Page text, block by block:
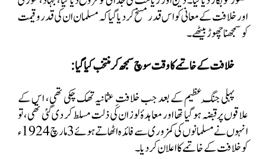
اور خلافت کے معانی کو اس قدر مسخ کر دیا گیا کہ مسلمان ان کی قدر و قیمت
کو سمجھنا چھوڑ بیٹھے۔
خلافت کے خاتمے کا وقت سوچ سمجھ کر منتخب کیا گیا:
پہلی جنگِ عظیم کے بعد جب خلافتِ عثمانیہ تھک چکی تھی، اس کے
علاقوں پرقبضہ ہو گیا تھا اور معاہدۂ لوزان کی ذلت مسلط کر دی گئی تھی، تو
انہوں نے مسلمانوں کی کمزوری سے فائدہ اٹھاتے ہوئے 3 مارچ 1924ء
کو خلافت کے خاتمے کا اعلان کر دیا۔